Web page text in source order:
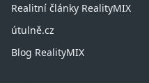
Realitní články RealityMIX
útulně.cz
Blog RealityMIX